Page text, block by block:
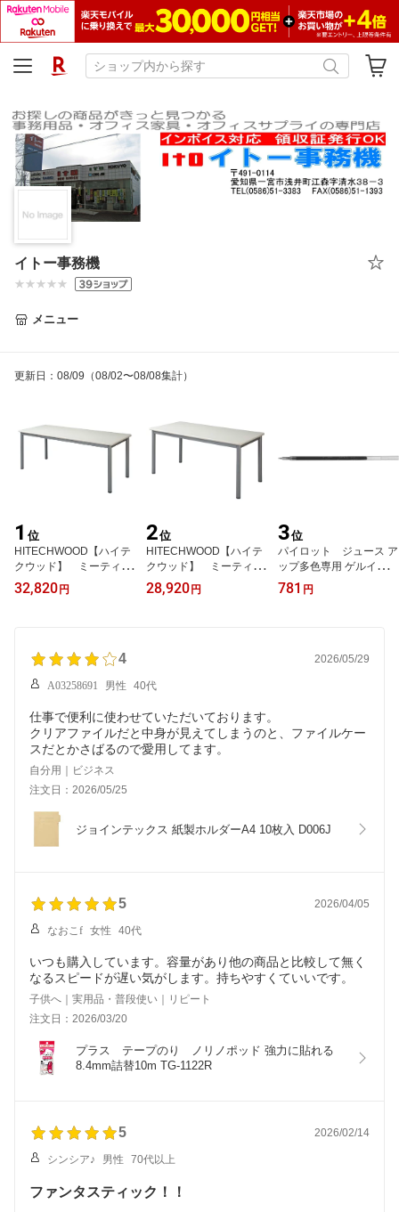
イトー事務機
メニュー
更新日 ： 08/09 （08/02〜08/08集計）
1 位
HITECHWOOD【ハイテ
クウッド】 ミーティン
グテーブル TL1890-N
W ホワイト W1800xD9
32,820 円
2位
HITECHWOOD【ハイテ
クウッド】 ミーティン
グテーブル TL1590-N
W ホワイト W1500xD9
28,920 円
3位
パイロット ジュース ア
ップ多色専用 ゲルインキ
ボールペン替芯(10本入
り) LPTRF-10S4
781 円
4 2026/05/29
A03258691 男性 40代
仕事で便利に使わせていただいております。
クリアファイルだと中身が見えてしまうのと、ファイルケー
スだとかさばるので愛用してます。
自分用｜ビジネス
注文日：2026/05/25
ジョインテックス 紙製ホルダーA4 10枚入 D006J
5 2026/04/05
なおこf 女性 40代
いつも購入しています。容量があり他の商品と比較して無く
なるスピードが遅い気がします。持ちやすくていいです。
子供へ｜実用品・普段使い｜リピート
注文日：2026/03/20
プラス　テープのり　ノリノポッド 強力に貼れる
8.4mm詰替10m TG-1122R
5 2026/02/14
シンシア♪ 男性 70代以上
ファンタスティック！！